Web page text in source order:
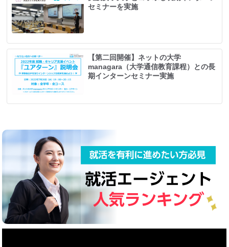
セミナーを実施
【第二回開催】ネットの大学
managara（大学通信教育課程）との長
期インターンセミナー実施